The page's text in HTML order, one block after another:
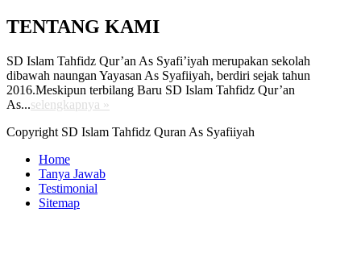
TENTANG KAMI
SD Islam Tahfidz Qur’an As Syafi’iyah merupakan sekolah
dibawah naungan Yayasan As Syafiiyah, berdiri sejak tahun
2016.Meskipun terbilang Baru SD Islam Tahfidz Qur’an
As...selengkapnya »
Copyright SD Islam Tahfidz Quran As Syafiiyah
Home
Tanya Jawab
Testimonial
Sitemap